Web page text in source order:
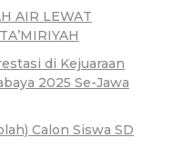
AIR LEWAT
di Kejuaraan
2025 Se-Jawa
Calon Siswa SD